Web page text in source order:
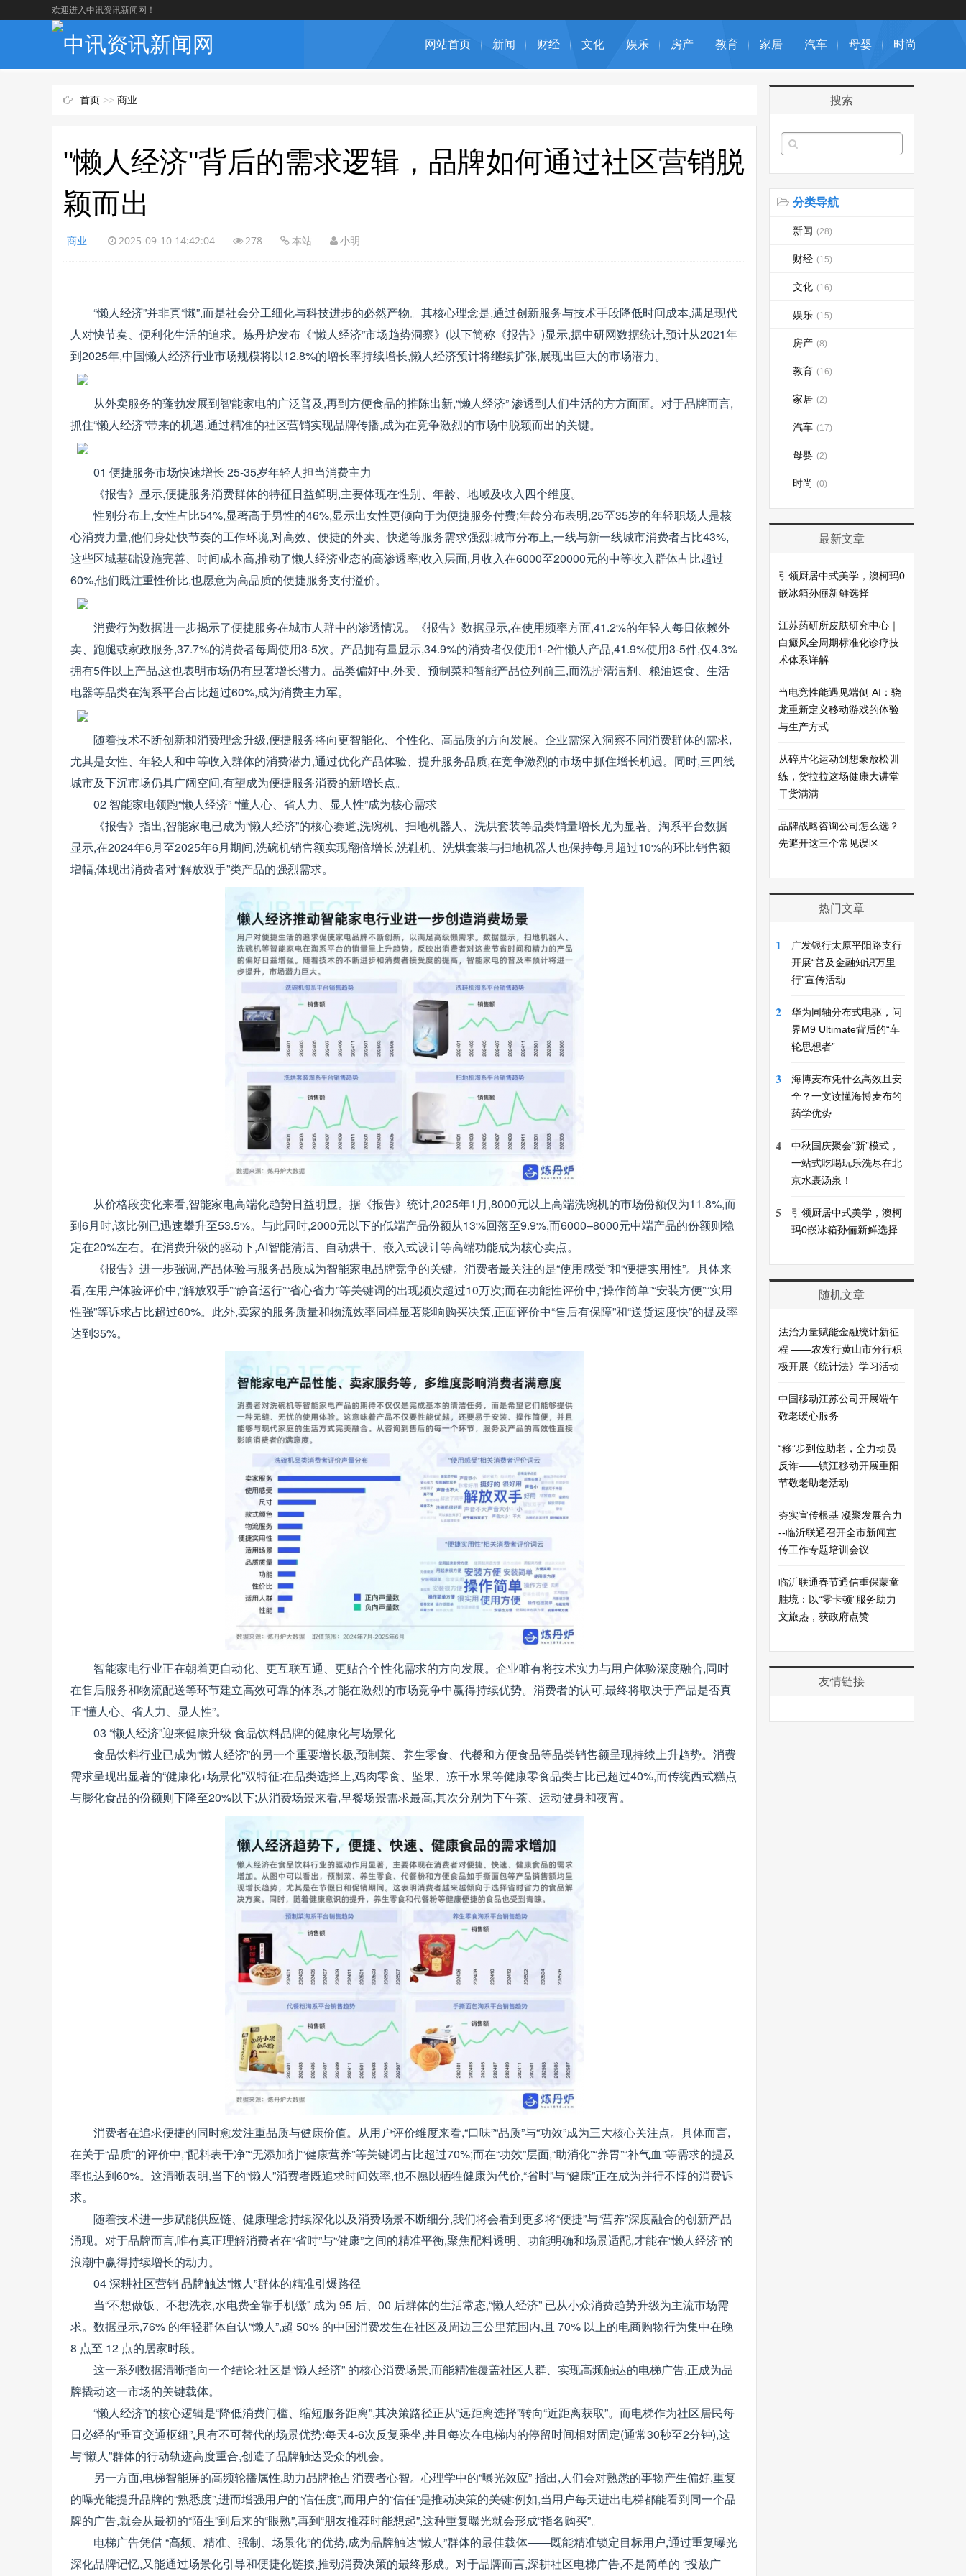
欢迎进入中讯资讯新闻网！
网站首页 新闻 财经 文化 娱乐 房产 教育 家居 汽车 母婴 时尚
首页 >> 商业
"懒人经济"背后的需求逻辑，品牌如何通过社区营销脱
颖而出
商业 2025-09-10 14:42:04 278 本站 小明
“懒人经济”并非真“懒”,而是社会分工细化与科技进步的必然产物。其核心理念是,通过创新服务与技术手段降低时间成本,满足现代
人对快节奏、便利化生活的追求。炼丹炉发布《“懒人经济”市场趋势洞察》(以下简称《报告》)显示,据中研网数据统计,预计从2021年
到2025年,中国懒人经济行业市场规模将以12.8%的增长率持续增长,懒人经济预计将继续扩张,展现出巨大的市场潜力。
从外卖服务的蓬勃发展到智能家电的广泛普及,再到方便食品的推陈出新,“懒人经济” 渗透到人们生活的方方面面。对于品牌而言,
抓住“懒人经济”带来的机遇,通过精准的社区营销实现品牌传播,成为在竞争激烈的市场中脱颖而出的关键。
01 便捷服务市场快速增长 25-35岁年轻人担当消费主力
《报告》显示,便捷服务消费群体的特征日益鲜明,主要体现在性别、年龄、地域及收入四个维度。
性别分布上,女性占比54%,显著高于男性的46%,显示出女性更倾向于为便捷服务付费;年龄分布表明,25至35岁的年轻职场人是核
心消费力量,他们身处快节奏的工作环境,对高效、便捷的外卖、快递等服务需求强烈;城市分布上,一线与新一线城市消费者占比43%,
这些区域基础设施完善、时间成本高,推动了懒人经济业态的高渗透率;收入层面,月收入在6000至20000元的中等收入群体占比超过
60%,他们既注重性价比,也愿意为高品质的便捷服务支付溢价。
消费行为数据进一步揭示了便捷服务在城市人群中的渗透情况。《报告》数据显示,在使用频率方面,41.2%的年轻人每日依赖外
卖、跑腿或家政服务,37.7%的消费者每周使用3-5次。产品拥有量显示,34.9%的消费者仅使用1-2件懒人产品,41.9%使用3-5件,仅4.3%
拥有5件以上产品,这也表明市场仍有显著增长潜力。品类偏好中,外卖、预制菜和智能产品位列前三,而洗护清洁剂、粮油速食、生活
电器等品类在淘系平台占比超过60%,成为消费主力军。
随着技术不断创新和消费理念升级,便捷服务将向更智能化、个性化、高品质的方向发展。企业需深入洞察不同消费群体的需求,
尤其是女性、年轻人和中等收入群体的消费潜力,通过优化产品体验、提升服务品质,在竞争激烈的市场中抓住增长机遇。同时,三四线
城市及下沉市场仍具广阔空间,有望成为便捷服务消费的新增长点。
02 智能家电领跑“懒人经济” “懂人心、省人力、显人性”成为核心需求
《报告》指出,智能家电已成为“懒人经济”的核心赛道,洗碗机、扫地机器人、洗烘套装等品类销量增长尤为显著。淘系平台数据
显示,在2024年6月至2025年6月期间,洗碗机销售额实现翻倍增长,洗鞋机、洗烘套装与扫地机器人也保持每月超过10%的环比销售额
增幅,体现出消费者对“解放双手”类产品的强烈需求。
从价格段变化来看,智能家电高端化趋势日益明显。据《报告》统计,2025年1月,8000元以上高端洗碗机的市场份额仅为11.8%,而
到6月时,该比例已迅速攀升至53.5%。与此同时,2000元以下的低端产品份额从13%回落至9.9%,而6000–8000元中端产品的份额则稳
定在20%左右。在消费升级的驱动下,AI智能清洁、自动烘干、嵌入式设计等高端功能成为核心卖点。
《报告》进一步强调,产品体验与服务品质成为智能家电品牌竞争的关键。消费者最关注的是“使用感受”和“便捷实用性”。具体来
看,在用户体验评价中,“解放双手”“静音运行”“省心省力”等关键词的出现频次超过10万次;而在功能性评价中,“操作简单”“安装方便”“实用
性强”等诉求占比超过60%。此外,卖家的服务质量和物流效率同样显著影响购买决策,正面评价中“售后有保障”和“送货速度快”的提及率
达到35%。
智能家电行业正在朝着更自动化、更互联互通、更贴合个性化需求的方向发展。企业唯有将技术实力与用户体验深度融合,同时
在售后服务和物流配送等环节建立高效可靠的体系,才能在激烈的市场竞争中赢得持续优势。消费者的认可,最终将取决于产品是否真
正“懂人心、省人力、显人性”。
03 “懒人经济”迎来健康升级 食品饮料品牌的健康化与场景化
食品饮料行业已成为“懒人经济”的另一个重要增长极,预制菜、养生零食、代餐和方便食品等品类销售额呈现持续上升趋势。消费
需求呈现出显著的“健康化+场景化”双特征:在品类选择上,鸡肉零食、坚果、冻干水果等健康零食品类占比已超过40%,而传统西式糕点
与膨化食品的份额则下降至20%以下;从消费场景来看,早餐场景需求最高,其次分别为下午茶、运动健身和夜宵。
消费者在追求便捷的同时愈发注重品质与健康价值。从用户评价维度来看,“口味”“品质”与“功效”成为三大核心关注点。具体而言,
在关于“品质”的评价中,“配料表干净”“无添加剂”“健康营养”等关键词占比超过70%;而在“功效”层面,“助消化”“养胃”“补气血”等需求的提及
率也达到60%。这清晰表明,当下的“懒人”消费者既追求时间效率,也不愿以牺牲健康为代价,“省时”与“健康”正在成为并行不悖的消费诉
求。
随着技术进一步赋能供应链、健康理念持续深化以及消费场景不断细分,我们将会看到更多将“便捷”与“营养”深度融合的创新产品
涌现。对于品牌而言,唯有真正理解消费者在“省时”与“健康”之间的精准平衡,聚焦配料透明、功能明确和场景适配,才能在“懒人经济”的
浪潮中赢得持续增长的动力。
04 深耕社区营销 品牌触达“懒人”群体的精准引爆路径
当“不想做饭、不想洗衣,水电费全靠手机缴” 成为 95 后、00 后群体的生活常态,“懒人经济” 已从小众消费趋势升级为主流市场需
求。数据显示,76% 的年轻群体自认“懒人”,超 50% 的中国消费发生在社区及周边三公里范围内,且 70% 以上的电商购物行为集中在晚
8 点至 12 点的居家时段。
这一系列数据清晰指向一个结论:社区是“懒人经济” 的核心消费场景,而能精准覆盖社区人群、实现高频触达的电梯广告,正成为品
牌撬动这一市场的关键载体。
“懒人经济”的核心逻辑是“降低消费门槛、缩短服务距离”,其决策路径正从“远距离选择”转向“近距离获取”。而电梯作为社区居民每
日必经的“垂直交通枢纽”,具有不可替代的场景优势:每天4-6次反复乘坐,并且每次在电梯内的停留时间相对固定(通常30秒至2分钟),这
与“懒人”群体的行动轨迹高度重合,创造了品牌触达受众的机会。
另一方面,电梯智能屏的高频轮播属性,助力品牌抢占消费者心智。心理学中的“曝光效应” 指出,人们会对熟悉的事物产生偏好,重复
的曝光能提升品牌的“熟悉度”,进而增强用户的“信任度”,而用户的“信任”是推动决策的关键:例如,当用户每天进出电梯都能看到同一个品
牌的广告,就会从最初的“陌生”到后来的“眼熟”,再到“朋友推荐时能想起”,这种重复曝光就会形成“指名购买”。
电梯广告凭借 “高频、精准、强制、场景化”的优势,成为品牌触达“懒人”群体的最佳载体——既能精准锁定目标用户,通过重复曝光
深化品牌记忆,又能通过场景化引导和便捷化链接,推动消费决策的最终形成。对于品牌而言,深耕社区电梯广告,不是简单的 “投放广
搜索
分类导航
新闻 (28)
财经 (15)
文化 (16)
娱乐 (15)
房产 (8)
教育 (16)
家居 (2)
汽车 (17)
母婴 (2)
时尚 (0)
最新文章
引领厨居中式美学，澳柯玛0
嵌冰箱孙俪新鲜选择
江苏药研所皮肤研究中心｜
白癜风全周期标准化诊疗技
术体系详解
当电竞性能遇见端侧 AI：骁
龙重新定义移动游戏的体验
与生产方式
从碎片化运动到想象放松训
练，货拉拉这场健康大讲堂
干货满满
品牌战略咨询公司怎么选？
先避开这三个常见误区
热门文章
1
广发银行太原平阳路支行
开展“普及金融知识万里
行”宣传活动
2
华为同轴分布式电驱，问
界M9 Ultimate背后的“车
轮思想者”
3
海博麦布凭什么高效且安
全？一文读懂海博麦布的
药学优势
4
中秋国庆聚会“新”模式，
一站式吃喝玩乐洗尽在北
京水裹汤泉！
5
引领厨居中式美学，澳柯
玛0嵌冰箱孙俪新鲜选择
随机文章
法治力量赋能金融统计新征
程 ——农发行黄山市分行积
极开展《统计法》学习活动
中国移动江苏公司开展端午
敬老暖心服务
“移”步到位助老，全力动员
反诈——镇江移动开展重阳
节敬老助老活动
夯实宣传根基 凝聚发展合力
--临沂联通召开全市新闻宣
传工作专题培训会议
临沂联通春节通信重保蒙童
胜境：以“零卡顿”服务助力
文旅热，获政府点赞
友情链接